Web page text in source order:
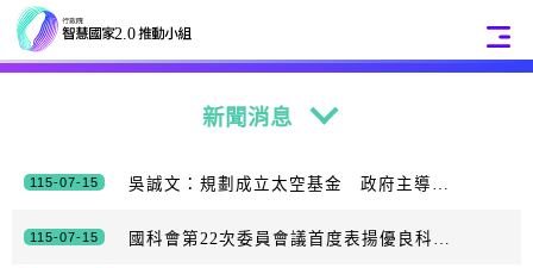
:::
新聞消息
115-07-15 吳誠文：規劃成立太空基金 政府主導引入民間投資
115-07-15 國科會第22次委員會議首度表揚優良科技計畫推動楷模、展現科技協助中小企業之成果及116年度科技預算規劃